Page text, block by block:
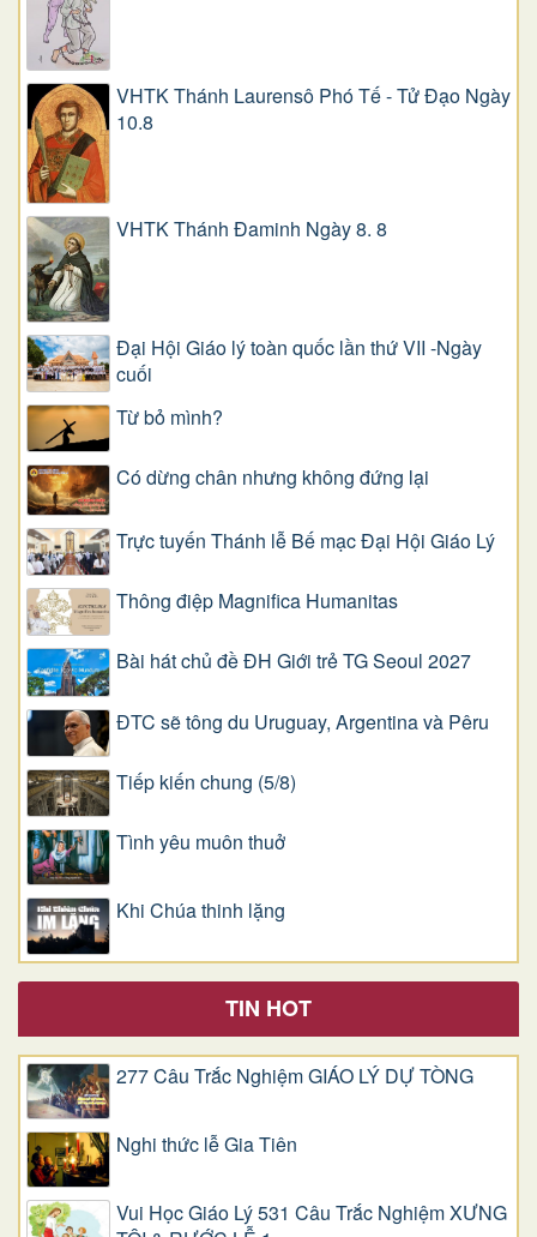
VHTK Thánh Laurensô Phó Tế - Tử Đạo Ngày
10.8
VHTK Thánh Đaminh Ngày 8. 8
Đại Hội Giáo lý toàn quốc lần thứ VII -Ngày
cuối
Từ bỏ mình?
Có dừng chân nhưng không đứng lại
Trực tuyến Thánh lễ Bế mạc Đại Hội Giáo Lý
Thông điệp Magnifica Humanitas
Bài hát chủ đề ĐH Giới trẻ TG Seoul 2027
ĐTC sẽ tông du Uruguay, Argentina và Pêru
Tiếp kiến chung (5/8)
Tình yêu muôn thuở
Khi Chúa thinh lặng
TIN HOT
277 Câu Trắc Nghiệm GIÁO LÝ DỰ TÒNG
Nghi thức lễ Gia Tiên
Vui Học Giáo Lý 531 Câu Trắc Nghiệm XƯNG